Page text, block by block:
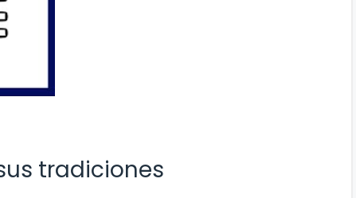
tradiciones